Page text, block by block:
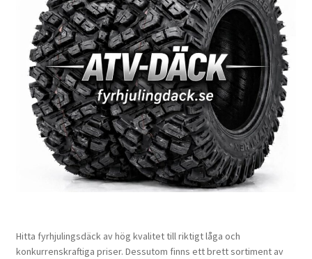
Hitta fyrhjulingsdäck av hög kvalitet till riktigt låga och
konkurrenskraftiga priser. Dessutom finns ett brett sortiment av